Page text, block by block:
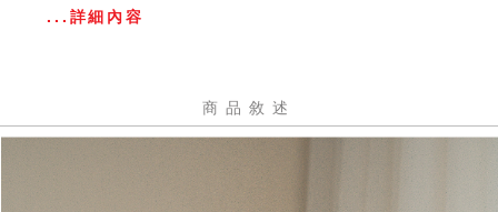
...詳細內容
商品敘述